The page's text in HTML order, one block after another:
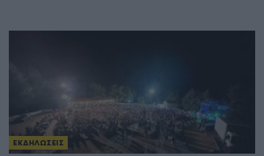
ΕΚΔΗΛΩΣΕΙΣ